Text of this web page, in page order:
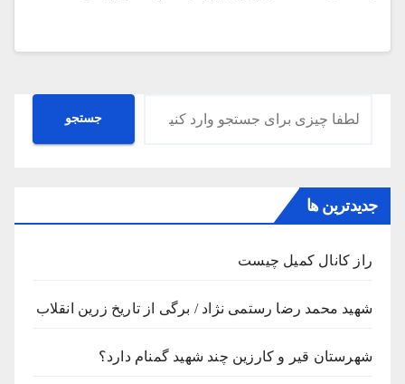
جستجو جستجو
جدیدترین ها
راز کانال کمیل چیست
شهید محمد رضا رستمی نژاد / برگی از تاریخ زرین انقلاب
شهرستان قیر و کارزین چند شهید گمنام دارد؟